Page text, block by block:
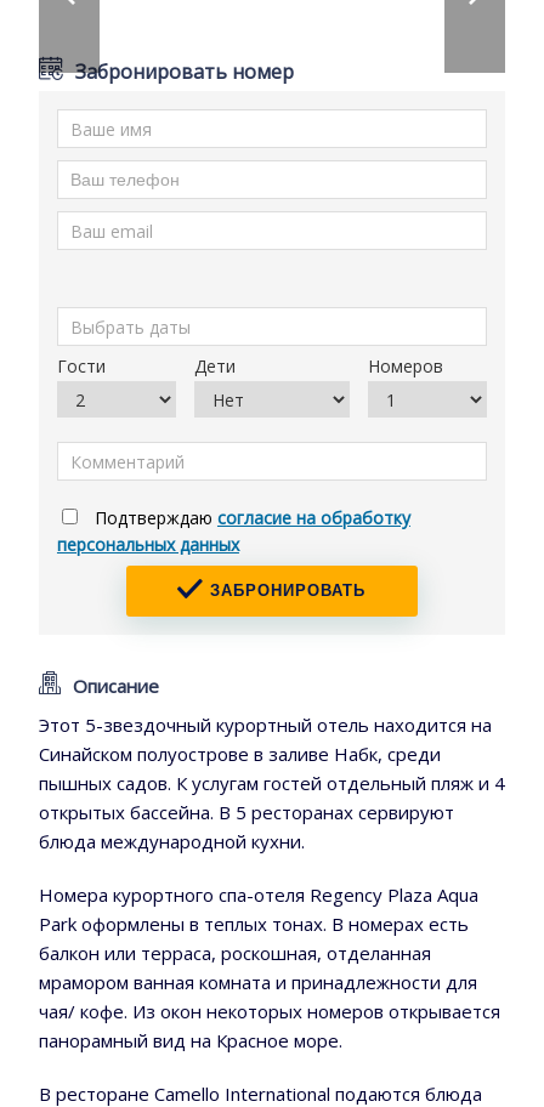
Забронировать номер
Гости Дети Номеров
Подтверждаю согласие на обработку
персональных данных
ЗАБРОНИРОВАТЬ
Описание
Этот 5-звездочный курортный отель находится на
Синайском полуострове в заливе Набк, среди
пышных садов. К услугам гостей отдельный пляж и 4
открытых бассейна. В 5 ресторанах сервируют
блюда международной кухни.
Номера курортного спа-отеля Regency Plaza Aqua
Park оформлены в теплых тонах. В номерах есть
балкон или терраса, роскошная, отделанная
мрамором ванная комната и принадлежности для
чая/ кофе. Из окон некоторых номеров открывается
панорамный вид на Красное море.
В ресторане Camello International подаются блюда